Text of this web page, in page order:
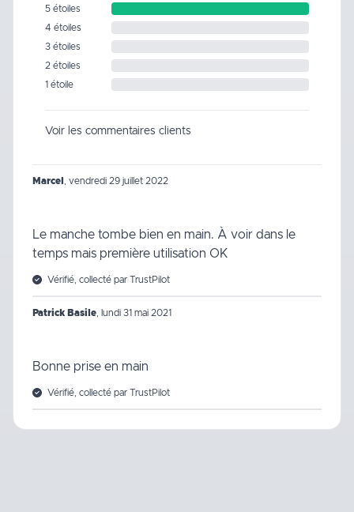
5 étoiles
4 étoiles
3 étoiles
2 étoiles
1 étoile
Voir les commentaires clients
Marcel vendredi 29 juillet 2022
Le manche tombe bien en main. À voir dans le
temps mais première utilisation OK
Vérifié, collecté par TrustPilot
Patrick Basile lundi 31 mai 2021
Bonne prise en main
Vérifié, collecté par TrustPilot